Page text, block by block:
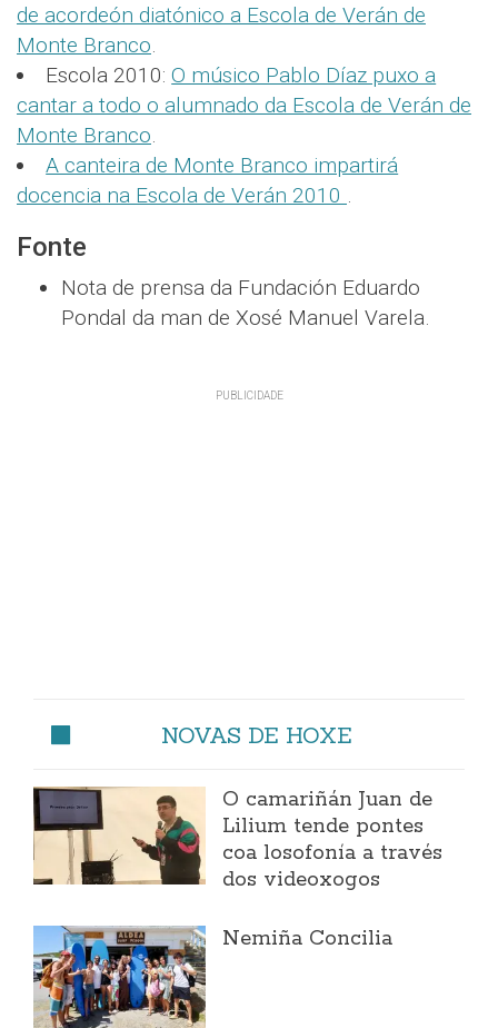
de acordeón diatónico a Escola de Verán de
Monte Branco.
Escola 2010:O músico Pablo Díaz puxo a
cantar a todo o alumnado da Escola de Verán de
Monte Branco.
A canteira de Monte Branco impartirá
docencia na Escola de Verán 2010 .
Fonte
Nota de prensa da Fundación Eduardo
Pondal da man de Xosé Manuel Varela.
NOVAS DE HOXE
O camariñán Juan de
Lilium tende pontes
coa losofonía a través
dos videoxogos
Nemiña Concilia